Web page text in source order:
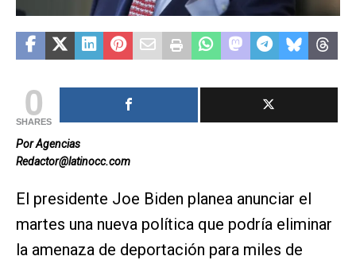
0
SHARES
Por Agencias
Redactor@latinocc.com
El presidente Joe Biden planea anunciar el
martes una nueva política que podría eliminar
la amenaza de deportación para miles de